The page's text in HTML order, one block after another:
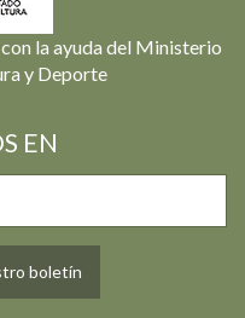
la ayuda del Ministerio
y Deporte
EN
boletín